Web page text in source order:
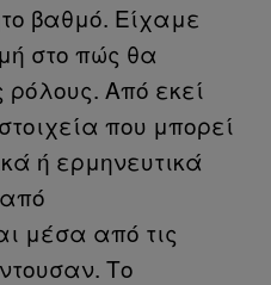
βαθμό. Είχαμε
στο πώς θα
Aπό εκεί
που μπορεί
ή ερμηνευτικά
μέσα από τις
Το